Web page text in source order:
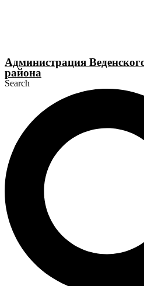
Администрация
района
Search